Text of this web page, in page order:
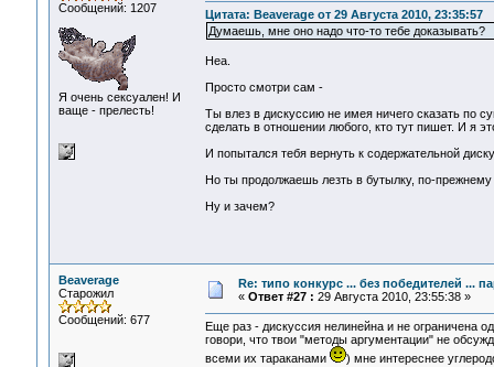
Сообщений: 1207
Я очень сексуален! И
ваще - прелесть!
Цитата: Beaverage от 29 Августа 2010, 23:35:57
Думаешь, мне оно надо что-то тебе доказывать?
Неа.
Просто смотри сам -
Ты влез в дискуссию не имея ничего сказать по
сделать в отношении любого, кто тут пишет. И я
И попытался тебя вернуть к содержательной
Но ты продолжаешь лезть в бутылку, по-
Ну и зачем?
Beaverage
Старожил
Сообщений: 677
Re: типо конкурс ... без победителей ...
« Ответ #27 : 29 Августа 2010, 23:55:38 »
Еще раз - дискуссия нелинейна и не ограничена
говори, что твои "методы аргументации" не
всеми их тараканами
) мне интереснее